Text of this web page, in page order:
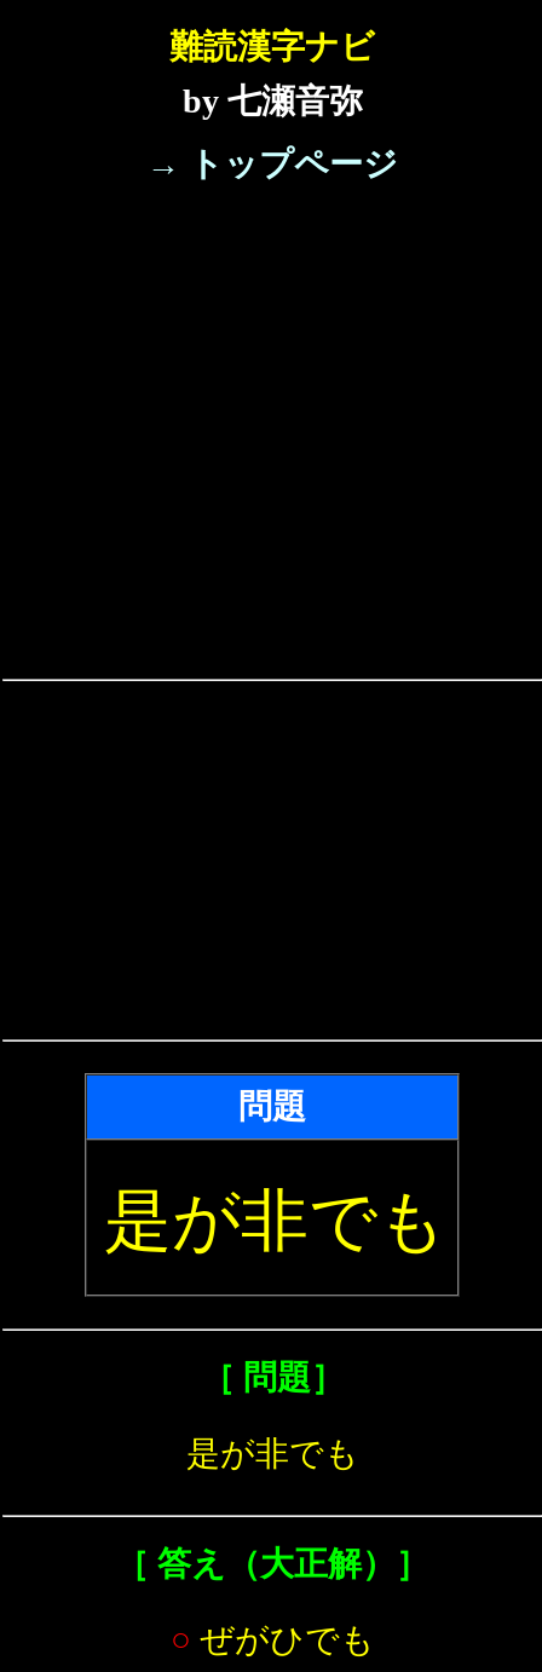
難読漢字ナビ
by 七瀬音弥
→ トップページ
問題
是が非でも
［ 問題］
是が非でも
［ 答え（大正解）］
○ ぜがひでも